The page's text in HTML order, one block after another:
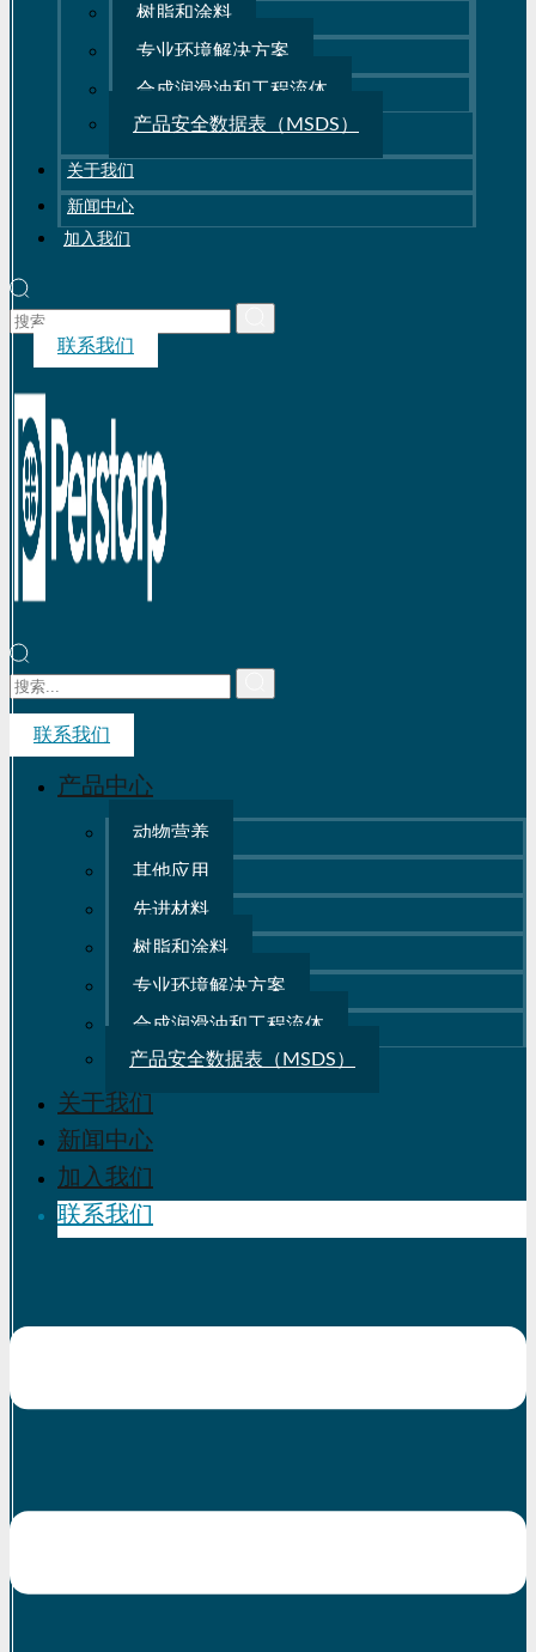
树脂和涂料
专业环境解决方案
合成润滑油和工程流体
产品安全数据表（MSDS）
关于我们
新闻中心
加入我们
联系我们
联系我们
产品中心
动物营养
其他应用
先进材料
树脂和涂料
专业环境解决方案
合成润滑油和工程流体
产品安全数据表（MSDS）
关于我们
新闻中心
加入我们
联系我们